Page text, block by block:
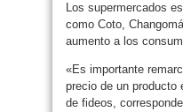
Los supermercados
como Coto,
aumento a los
«Es importante
precio de un producto
de fideos,